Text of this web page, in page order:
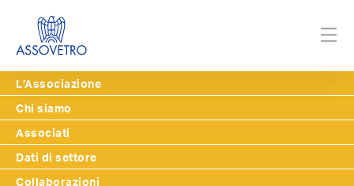
L’Associazione
Chi siamo
Associati
Dati di settore
Collaborazioni